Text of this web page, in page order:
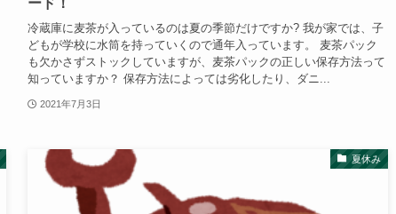
冷蔵庫に麦茶が入っているのは夏の季節だけですか? 我が家では、子
どもが学校に水筒を持っていくので通年入っています。 麦茶パック
も欠かさずストックしていますが、麦茶パックの正しい保存方法って
知っていますか？ 保存方法によっては劣化したり、ダニ...
2021年7月3日
夏休み